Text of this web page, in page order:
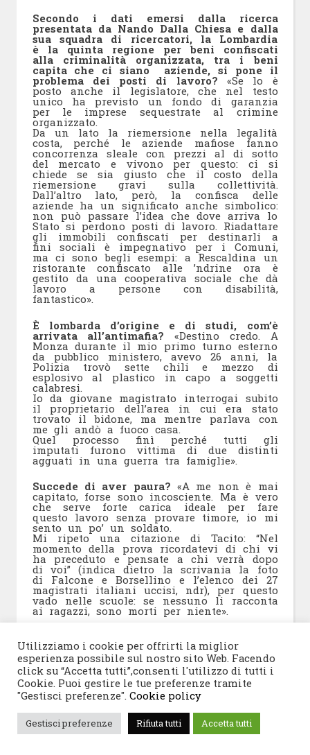
Secondo i dati emersi dalla ricerca
presentata da Nando Dalla Chiesa e dalla
sua squadra di ricercatori, la Lombardia
è la quinta regione per beni confiscati
alla criminalità organizzata, tra i beni
capita che ci siano aziende, si pone il
problema dei posti di lavoro? «Se lo è
posto anche il legislatore, che nel testo
unico ha previsto un fondo di garanzia
per le imprese sequestrate al crimine
organizzato.
Da un lato la riemersione nella legalità
costa, perché le aziende mafiose fanno
concorrenza sleale con prezzi al di sotto
del mercato e vivono per questo: ci si
chiede se sia giusto che il costo della
riemersione gravi sulla collettività.
Dall’altro lato, però, la confisca delle
aziende ha un significato anche simbolico:
non può passare l’idea che dove arriva lo
Stato si perdono posti di lavoro. Riadattare
gli immobili confiscati per destinarli a
fini sociali è impegnativo per i Comuni,
ma ci sono begli esempi: a Rescaldina un
ristorante confiscato alle ’ndrine ora è
gestito da una cooperativa sociale che dà
lavoro a persone con disabilità,
fantastico».
È lombarda d’origine e di studi, com’è
arrivata all’antimafia? «Destino credo. A
Monza durante il mio primo turno esterno
da pubblico ministero, avevo 26 anni, la
Polizia trovò sette chili e mezzo di
esplosivo al plastico in capo a soggetti
calabresi.
Io da giovane magistrato interrogai subito
il proprietario dell’area in cui era stato
trovato il bidone, ma mentre parlava con
me gli andò a fuoco casa.
Quel processo finì perché tutti gli
imputati furono vittima di due distinti
agguati in una guerra tra famiglie».
Succede di aver paura? «A me non è mai
capitato, forse sono incosciente. Ma è vero
che serve forte carica ideale per fare
questo lavoro senza provare timore, io mi
sento un po’ un soldato.
Mi ripeto una citazione di Tacito: “Nel
momento della prova ricordatevi di chi vi
ha preceduto e pensate a chi verrà dopo
di voi” (indica dietro la scrivania la foto
di Falcone e Borsellino e l’elenco dei 27
magistrati italiani uccisi, ndr), per questo
vado nelle scuole: se nessuno li racconta
ai ragazzi, sono morti per niente».
altri: un Paese senza memoria non ha
futuro».
Milano è l’unica Dda che abbia visto fin
qui due donne avvicendarsi al vertice, è
stato complicato prendere il posto di
una personalità forte e conosciuta come
Ilda Boccassini?«Sono legata a Ilda
Boccassini da grande stima e amicizia,
Utilizziamo i cookie per offrirti la miglior
esperienza possibile sul nostro sito Web. Facendo
click su “Accetta tutti”,consenti l'utilizzo di tutti i
Cookie. Puoi gestire le tue preferenze tramite
"Gestisci preferenze". Cookie policy
Gestisci preferenze Rifiuta tutti Accetta tutti